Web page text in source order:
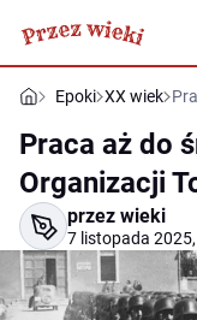
Epoki XX wiek
Praca aż do
Organizacji
przez wieki
7 listopada